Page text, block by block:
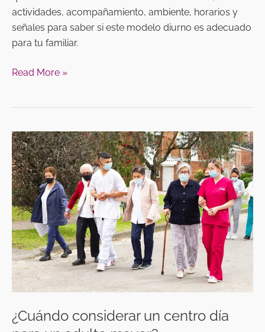
actividades, acompañamiento, ambiente, horarios y
señales para saber si este modelo diurno es adecuado
para tu familiar.
Read More »
¿Cuándo considerar un centro día
¿Cuándo
considerar
un
centro
día
para
un
adulto
mayor?